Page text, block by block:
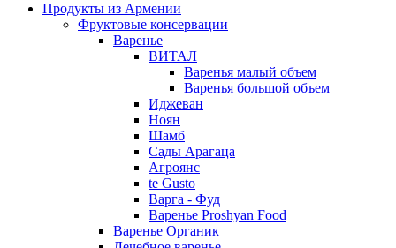
Продукты из Армении
Фруктовые консервации
Варенье
ВИТАЛ
Варенья малый объем
Варенья большой объем
Иджеван
Ноян
Шамб
Сады Арагаца
Агроянс
te Gusto
Варга - Фуд
Варенье Proshyan Food
Варенье Органик